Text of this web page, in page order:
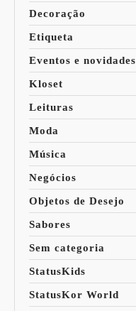
Decoração
Etiqueta
Eventos e novidades
Kloset
Leituras
Moda
Música
Negócios
Objetos de Desejo
Sabores
Sem categoria
StatusKids
StatusKor World